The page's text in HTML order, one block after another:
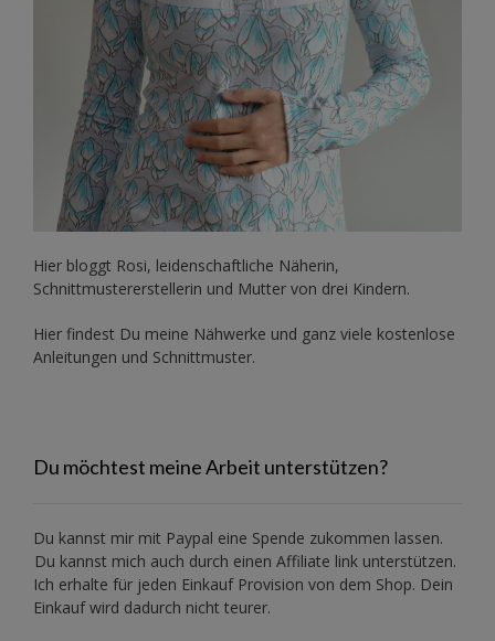
Hier bloggt Rosi, leidenschaftliche Näherin,
Schnittmustererstellerin und Mutter von drei Kindern.
Hier findest Du meine Nähwerke und ganz viele kostenlose
Anleitungen und Schnittmuster.
Du möchtest meine Arbeit unterstützen?
Du kannst mir mit Paypal eine Spende zukommen lassen.
Du kannst mich auch durch einen Affiliate link unterstützen.
Ich erhalte für jeden Einkauf Provision von dem Shop. Dein
Einkauf wird dadurch nicht teurer.